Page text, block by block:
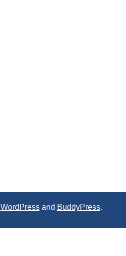
WordPressand BuddyPress.